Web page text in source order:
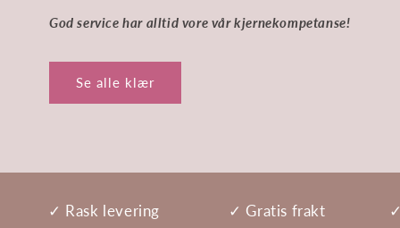
God service har alltid vore vår kjernekompetanse!
Se alle klær
✓ Rask levering ✓ Gratis frakt